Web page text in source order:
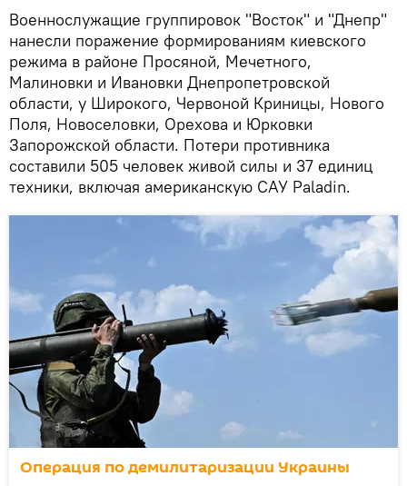
Военнослужащие группировок "Восток" и "Днепр"
нанесли поражение формированиям киевского
режима в районе Просяной, Мечетного,
Малиновки и Ивановки Днепропетровской
области, у Широкого, Червоной Криницы, Нового
Поля, Новоселовки, Орехова и Юрковки
Запорожской области. Потери противника
составили 505 человек живой силы и 37 единиц
техники, включая американскую САУ Paladin.
Операция по демилитаризации Украины